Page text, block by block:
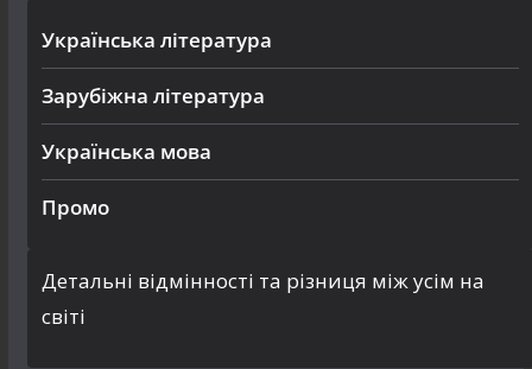
Українська література
Зарубіжна література
Українська мова
Промо
Детальні відмінності та різниця між усім на
світі